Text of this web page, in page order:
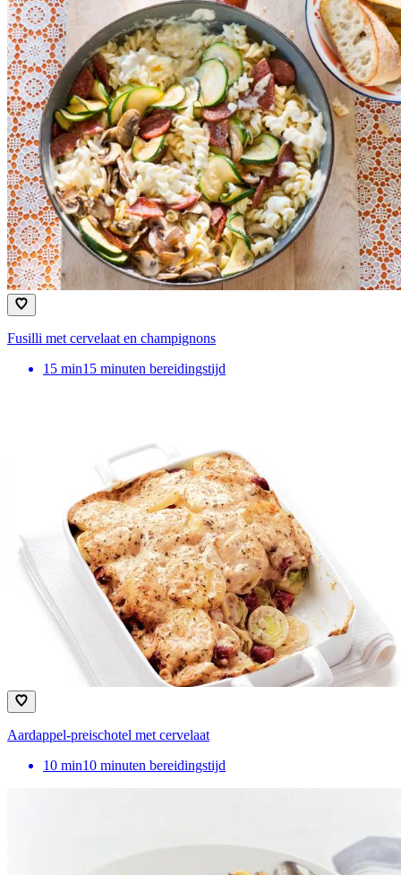
Fusilli met cervelaat en champignons
15 min15 minuten bereidingstijd
Aardappel-preischotel met cervelaat
10 min10 minuten bereidingstijd